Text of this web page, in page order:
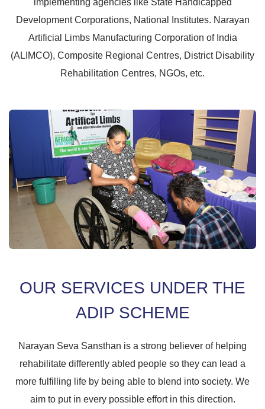
Development Corporations, National Institutes. Narayan
Artificial Limbs Manufacturing Corporation of India
(ALIMCO), Composite Regional Centres, District Disability
Rehabilitation Centres, NGOs, etc.
OUR SERVICES UNDER THE
ADIP SCHEME
Narayan Seva Sansthan is a strong believer of helping
rehabilitate differently abled people so they can lead a
more fulfilling life by being able to blend into society. We
aim to put in every possible effort in this direction.